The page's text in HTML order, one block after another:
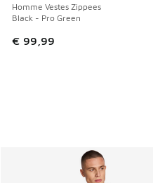
Homme Vestes Zippees
Black - Pro Green
€ 99,99